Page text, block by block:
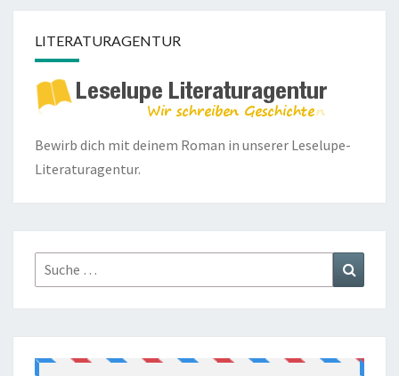
LITERATURAGENTUR
Bewirb dich mit deinem Roman in unserer Leselupe-
Literaturagentur.
Suche
nach: